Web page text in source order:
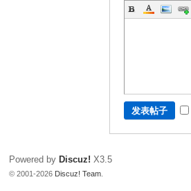
发表帖子
Powered by Discuz! X3.5
© 2001-2026 Discuz! Team